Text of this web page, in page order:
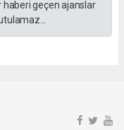
geçen ajanslar